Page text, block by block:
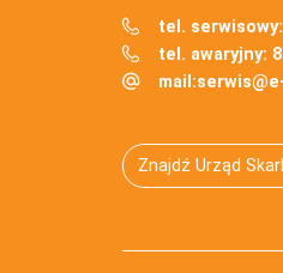
tel. serwisowy:
tel. awaryjny:
mail:
Znajdź Urząd